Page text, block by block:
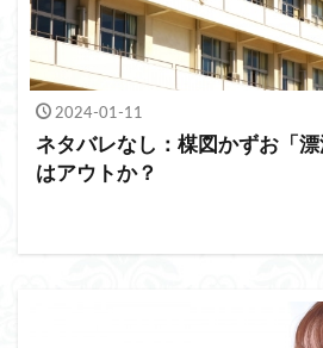
2024-01-11
ネタバレなし：楳図かずお「
はアウトか？